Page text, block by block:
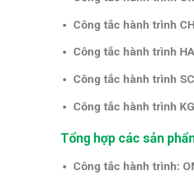
Công tắc hành trình
Công tắc hành trình
Công tắc hành trình
Công tắc hành trình
Tổng hợp các sản
Công tắc hành trình: